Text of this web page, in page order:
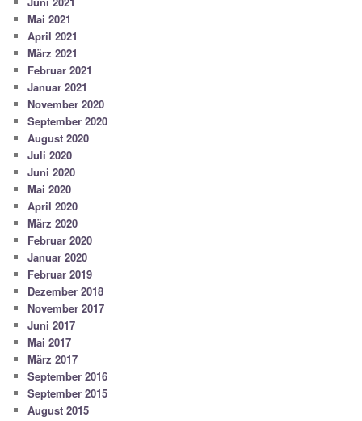
Mai 2021
April 2021
März 2021
Februar 2021
Januar 2021
November 2020
September 2020
August 2020
Juli 2020
Juni 2020
Mai 2020
April 2020
März 2020
Februar 2020
Januar 2020
Februar 2019
Dezember 2018
November 2017
Juni 2017
Mai 2017
März 2017
September 2016
September 2015
August 2015